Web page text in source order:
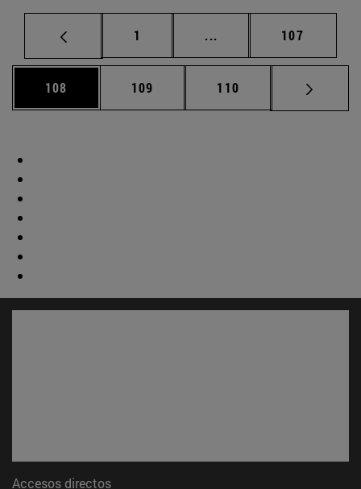
Página
1 ... Páginas intermedias
Página
107
Página
108 Página
109 Página
110
Accesos directos